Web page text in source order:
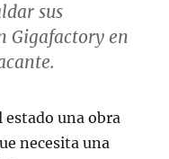
sus
Gigafactory en
una obra
necesita una